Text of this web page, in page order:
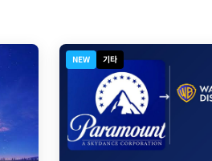
NEW 기타